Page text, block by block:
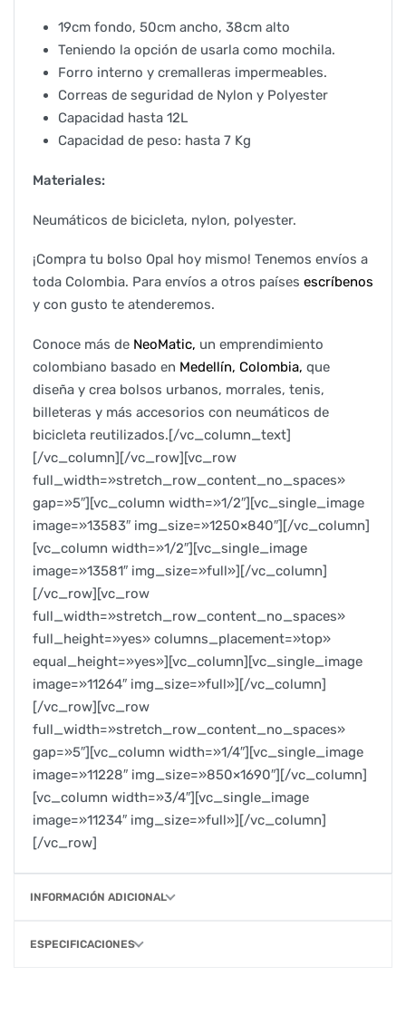
19cm fondo, 50cm ancho, 38cm alto
Teniendo la opción de usarla como mochila.
Forro interno y cremalleras impermeables.
Correas de seguridad de Nylon y Polyester
Capacidad hasta 12L
Capacidad de peso: hasta 7 Kg
Materiales:
Neumáticos de bicicleta, nylon, polyester.
¡Compra tu bolso Opal hoy mismo! Tenemos envíos a
toda Colombia. Para envíos a otros países escríbenos
y con gusto te atenderemos.
Conoce más de NeoMatic, un emprendimiento
colombiano basado en Medellín, Colombia, que
diseña y crea bolsos urbanos, morrales, tenis,
billeteras y más accesorios con neumáticos de
bicicleta reutilizados.[/vc_column_text]
[/vc_column][/vc_row][vc_row
full_width=»stretch_row_content_no_spaces»
gap=»5″][vc_column width=»1/2″][vc_single_image
image=»13583″ img_size=»1250×840″][/vc_column]
[vc_column width=»1/2″][vc_single_image
image=»13581″ img_size=»full»][/vc_column]
[/vc_row][vc_row
full_width=»stretch_row_content_no_spaces»
full_height=»yes» columns_placement=»top»
equal_height=»yes»][vc_column][vc_single_image
image=»11264″ img_size=»full»][/vc_column]
[/vc_row][vc_row
full_width=»stretch_row_content_no_spaces»
gap=»5″][vc_column width=»1/4″][vc_single_image
image=»11228″ img_size=»850×1690″][/vc_column]
[vc_column width=»3/4″][vc_single_image
image=»11234″ img_size=»full»][/vc_column]
[/vc_row]
INFORMACIÓN ADICIONAL
ESPECIFICACIONES